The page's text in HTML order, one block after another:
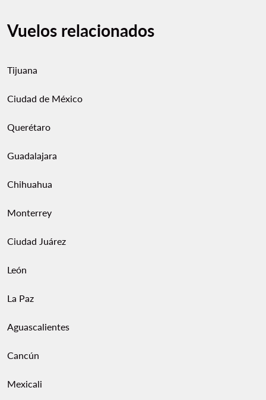
Vuelos relacionados
Tijuana
Ciudad de México
Querétaro
Guadalajara
Chihuahua
Monterrey
Ciudad Juárez
León
La Paz
Aguascalientes
Cancún
Mexicali